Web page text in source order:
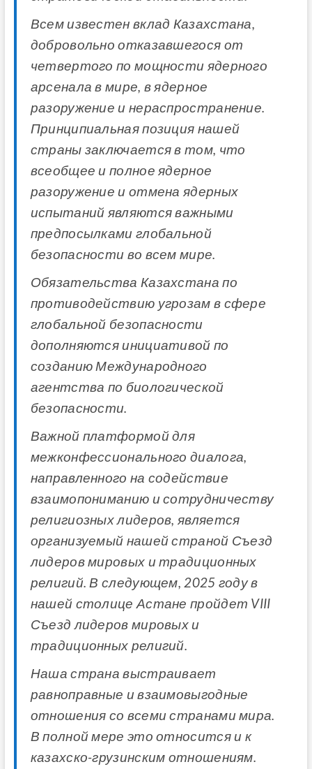
Всем известен вклад Казахстана,
добровольно отказавшегося от
четвертого по мощности ядерного
арсенала в мире, в ядерное
разоружение и нераспространение.
Принципиальная позиция нашей
страны заключается в том, что
всеобщее и полное ядерное
разоружение и отмена ядерных
испытаний являются важными
предпосылками глобальной
безопасности во всем мире.
Обязательства Казахстана по
противодействию угрозам в сфере
глобальной безопасности
дополняются инициативой по
созданию Международного
агентства по биологической
безопасности.
Важной платформой для
межконфессионального диалога,
направленного на содействие
взаимопониманию и сотрудничеству
религиозных лидеров, является
организуемый нашей страной Съезд
лидеров мировых и традиционных
религий. В следующем, 2025 году в
нашей столице Астане пройдет VIII
Съезд лидеров мировых и
традиционных религий.
Наша страна выстраивает
равноправные и взаимовыгодные
отношения со всеми странами мира.
В полной мере это относится и к
казахско-грузинским отношениям.